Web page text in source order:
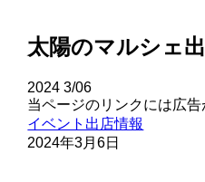
太陽のマルシェ
2024 3/06
当ページのリンクには広告
イベント出店情報
2024年3月6日